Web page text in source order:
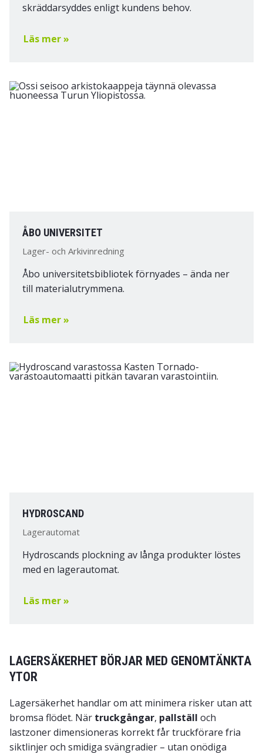
skräddarsyddes enligt kundens behov.
Läs mer »
ÅBO UNIVERSITET
Lager- och Arkivinredning
Åbo universitetsbibliotek förnyades – ända ner
till materialutrymmena.
Läs mer »
HYDROSCAND
Lagerautomat
Hydroscands plockning av långa produkter löstes
med en lagerautomat.
Läs mer »
LAGERSÄKERHET BÖRJAR MED GENOMTÄNKTA
YTOR
Lagersäkerhet handlar om att minimera risker utan att
bromsa flödet. När truckgångar, pallställ och
lastzoner dimensioneras korrekt får truckförare fria
siktlinjer och smidiga svängradier – utan onödiga